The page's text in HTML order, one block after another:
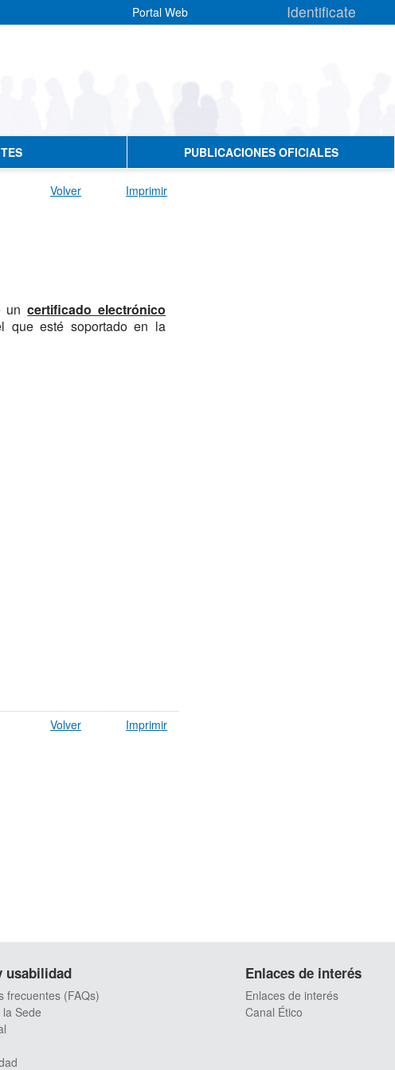
Portal Web Identificate
PUBLICACIONES OFICIALES
Volver Imprimir
uncertificado electrónico
que esté soportado en la
Volver Imprimir
usabilidad
frecuentes (FAQs)
Sede
Enlaces de interés
Enlaces de interés
Canal Ético